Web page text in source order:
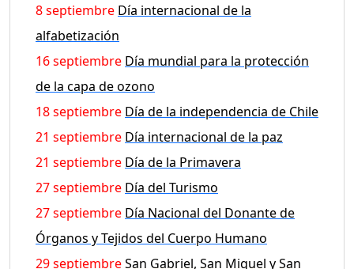
8 septiembre Día internacional de la
alfabetización
16 septiembre Día mundial para la protección
de la capa de ozono
18 septiembre Día de la independencia de Chile
21 septiembre Día internacional de la paz
21 septiembre Día de la Primavera
27 septiembre Día del Turismo
27 septiembre Día Nacional del Donante de
Órganos y Tejidos del Cuerpo Humano
29 septiembreSan Gabriel, San Miguel y San